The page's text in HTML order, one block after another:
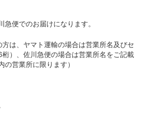
急便でのお届けになります。
は、ヤマト運輸の場合は営業所名及びセ
）、佐川急便の場合は営業所名をご記載
の営業所に限ります）